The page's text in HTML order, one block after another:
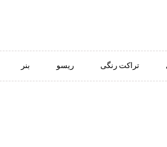
تراکت رنگی ریسو بنر